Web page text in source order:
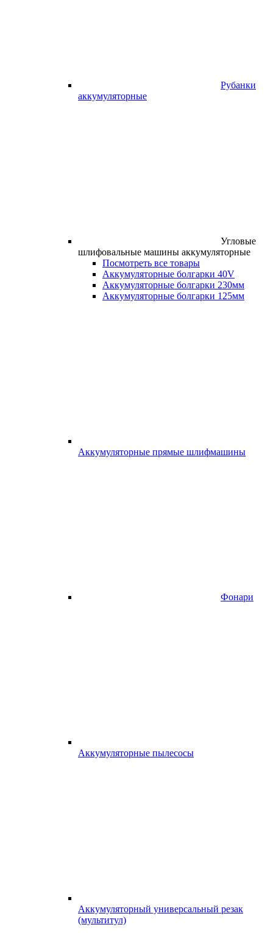
Рубанки
аккумуляторные
Угловые
шлифовальные машины аккумуляторные
Посмотреть все товары
Аккумуляторные болгарки 40V
Аккумуляторные болгарки 230мм
Аккумуляторные болгарки 125мм
Аккумуляторные прямые шлифмашины
Фонари
Аккумуляторные пылесосы
Аккумуляторный универсальный резак
(мультитул)